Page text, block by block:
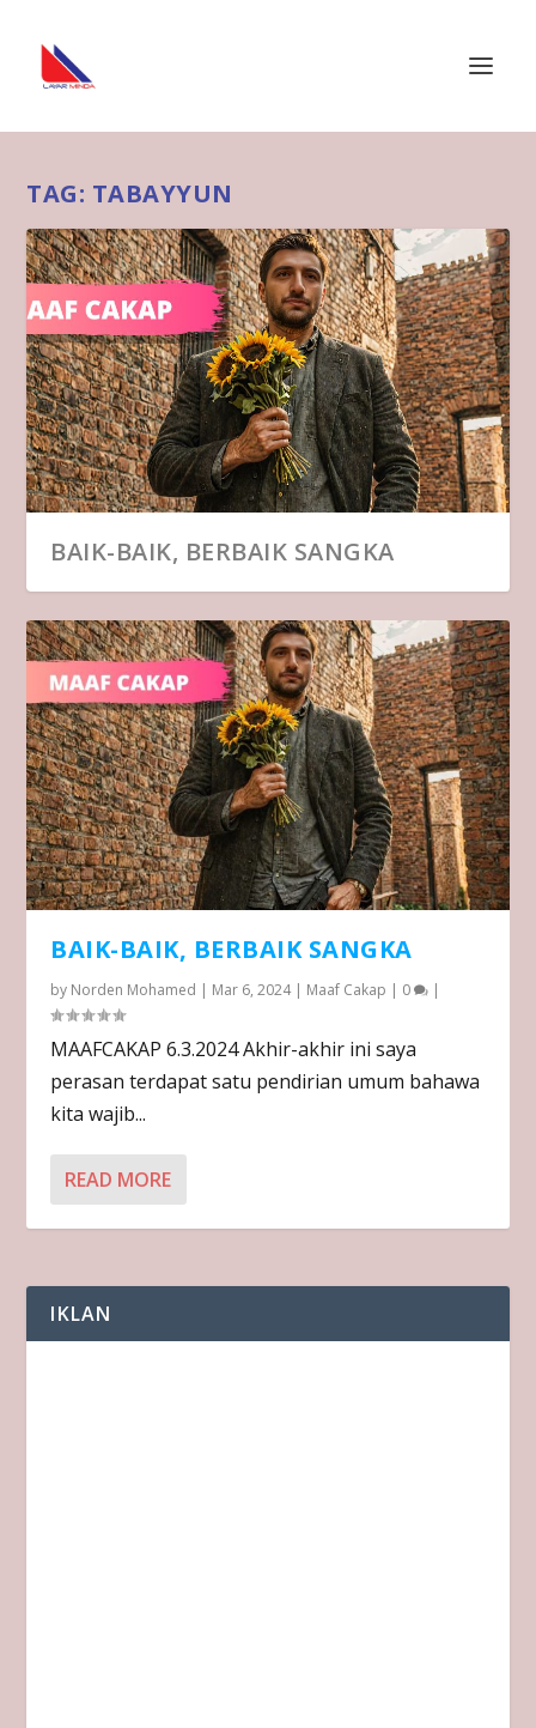
TAG: TABAYYUN
BAIK-BAIK, BERBAIK SANGKA
BAIK-BAIK, BERBAIK SANGKA
by Norden Mohamed | Mar 6, 2024| Maaf Cakap | 0 |
MAAFCAKAP 6.3.2024 Akhir-akhir ini saya
perasan terdapat satu pendirian umum bahawa
kita wajib...
READ MORE
IKLAN